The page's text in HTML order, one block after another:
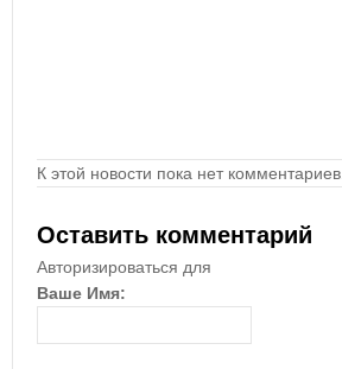
К этой новости пока нет комментариев.
Оставить комментарий
Авторизироваться для
Ваше Имя: